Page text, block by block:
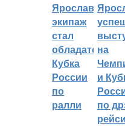
Ярославский
экипаж
стал
обладателем
Кубка
России
по
ралли
на
и
по